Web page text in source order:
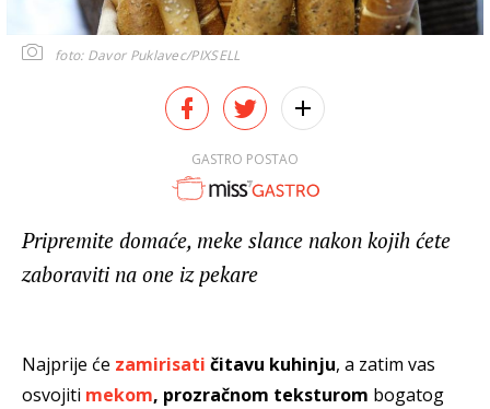
foto: Davor Puklavec/PIXSELL
GASTRO POSTAO
Pripremite domaće, meke slance nakon kojih ćete
zaboraviti na one iz pekare
Najprije će zamirisati čitavu kuhinju, a zatim vas
osvojiti mekom, prozračnom teksturom bogatog